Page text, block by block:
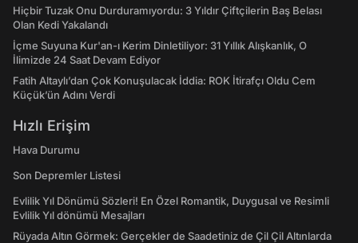
Hiçbir Tuzak Onu Durduramıyordu: 3 Yıldır Çiftçilerin Baş Belası
Olan Kedi Yakalandı
İçme Suyuna Kur'an-ı Kerim Dinletiliyor: 31 Yıllık Alışkanlık, O
İlimizde 24 Saat Devam Ediyor
Fatih Altaylı’dan Çok Konuşulacak İddia: ROK İtirafçı Oldu Cem
Küçük’ün Adını Verdi
Hızlı Erişim
Hava Durumu
Son Depremler Listesi
Evlilik Yıl Dönümü Sözleri! En Özel Romantik, Duygusal ve Resimli
Evlilik Yıl dönümü Mesajları
Rüyada Altın Görmek: Gerçekler de Saadetiniz de Çil Çil Altınlarda